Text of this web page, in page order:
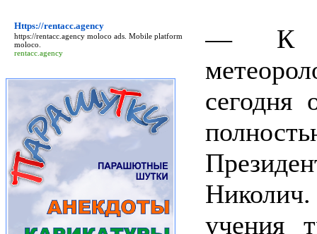
Https://rentacc.agency
https://rentacc.agencymoloco ads. Mobile platform
moloco.
rentacc.agency
— К
сегодня
учения